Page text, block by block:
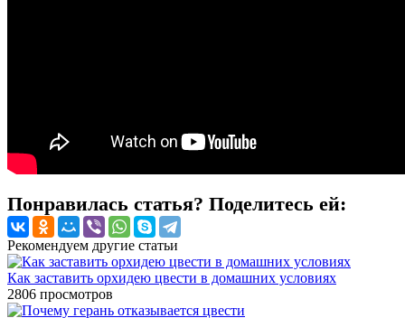
Понравилась статья? Поделитесь ей:
Рекомендуем другие статьи
Как заставить орхидею цвести в домашних условиях
2806 просмотров